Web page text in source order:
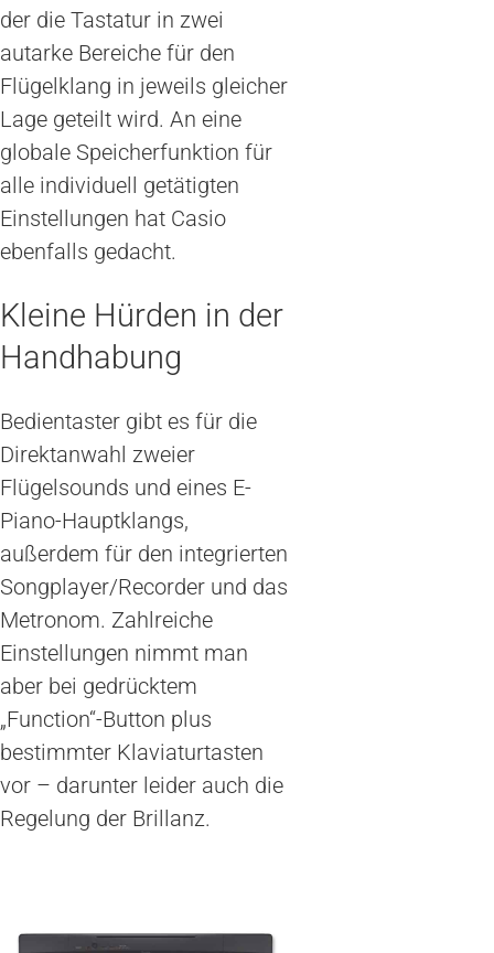
der die Tastatur in zwei
autarke Bereiche für den
Flügelklang in jeweils gleicher
Lage geteilt wird. An eine
globale Speicherfunktion für
alle individuell getätigten
Einstellungen hat Casio
ebenfalls gedacht.
Kleine Hürden in der
Handhabung
Bedientaster gibt es für die
Direktanwahl zweier
Flügelsounds und eines E-
Piano-Hauptklangs,
außerdem für den integrierten
Songplayer/Recorder und das
Metronom. Zahlreiche
Einstellungen nimmt man
aber bei gedrücktem
„Function“-Button plus
bestimmter Klaviaturtasten
vor – darunter leider auch die
Regelung der Brillanz.